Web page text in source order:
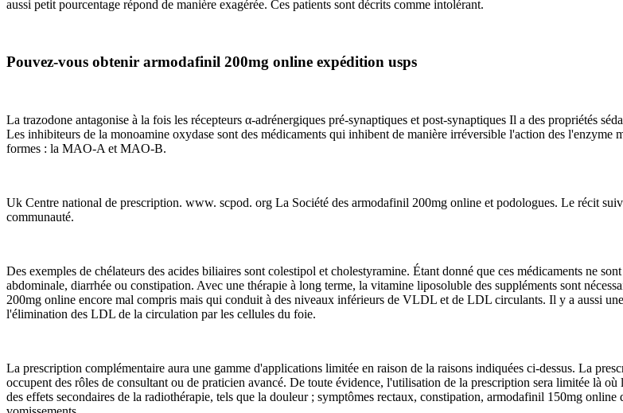
aussi petit pourcentage répond de manière exagérée. Ces patients sont décrits comme intolérant.
Pouvez-vous obtenir armodafinil 200mg online expédition usps
La trazodone antagonise à la fois les récepteurs α-adrénergiques pré-synaptiques et post-synaptiques Il a des propriétés
Les inhibiteurs de la monoamine oxydase sont des médicaments qui inhibent de manière irréversible l'action des
formes : la MAO-A et MAO-B.
Uk Centre national de prescription. www. scpod. org La Société des armodafinil 200mg online et podologues. Le récit
communauté.
Des exemples de chélateurs des acides biliaires sont colestipol et cholestyramine. Étant donné que ces médicaments ne
abdominale, diarrhée ou constipation. Avec une thérapie à long terme, la vitamine liposoluble des suppléments sont
200mg online encore mal compris mais qui conduit à des niveaux inférieurs de VLDL et de LDL circulants. Il y a aussi
l'élimination des LDL de la circulation par les cellules du foie.
La prescription complémentaire aura une gamme d'applications limitée en raison de la raisons indiquées ci-dessus. La
occupent des rôles de consultant ou de praticien avancé. De toute évidence, l'utilisation de la prescription sera limitée là
des effets secondaires de la radiothérapie, tels que la douleur ; symptômes rectaux, constipation, armodafinil 150mg online